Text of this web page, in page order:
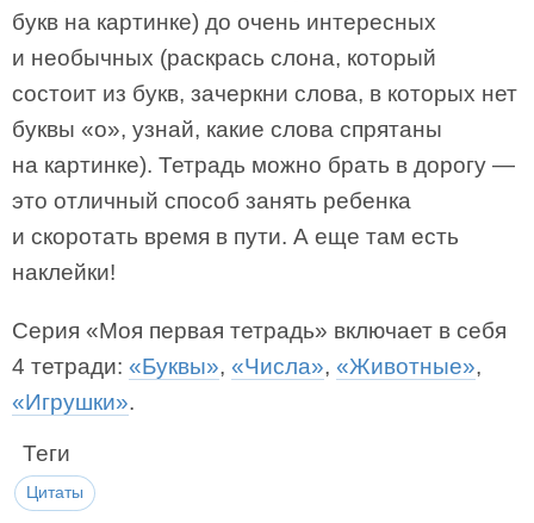
букв на картинке) до очень интересных
и необычных (раскрась слона, который
состоит из букв, зачеркни слова, в которых нет
буквы «о», узнай, какие слова спрятаны
на картинке). Тетрадь можно брать в дорогу —
это отличный способ занять ребенка
и скоротать время в пути. А еще там есть
наклейки!
Серия «Моя первая тетрадь» включает в себя
4 тетради: «Буквы», «Числа», «Животные»,
«Игрушки».
Теги
Цитаты